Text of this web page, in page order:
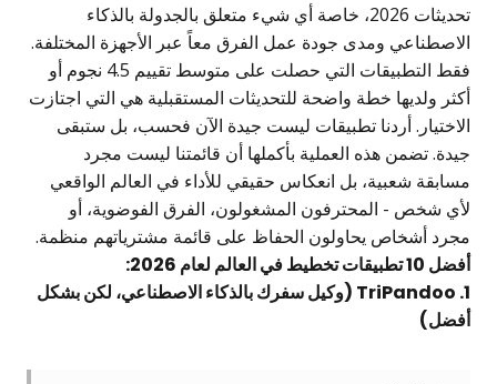
تحديثات 2026، خاصة أي شيء متعلق بالجدولة بالذكاء
الاصطناعي ومدى جودة عمل الفرق معاً عبر الأجهزة المختلفة.
فقط التطبيقات التي حصلت على متوسط تقييم 4.5 نجوم أو
أكثر ولديها خطة واضحة للتحديثات المستقبلية هي التي اجتازت
الاختيار. أردنا تطبيقات ليست جيدة الآن فحسب، بل ستبقى
جيدة. تضمن هذه العملية بأكملها أن قائمتنا ليست مجرد
مسابقة شعبية، بل انعكاس حقيقي للأداء في العالم الواقعي
لأي شخص - المحترفون المشغولون، الفرق الفوضوية، أو
مجرد أشخاص يحاولون الحفاظ على قائمة مشترياتهم منظمة.
أفضل 10 تطبيقات تخطيط في العالم لعام 2026:
1. TriPandoo (وكيل سفرك بالذكاء الاصطناعي، لكن بشكل
أفضل)